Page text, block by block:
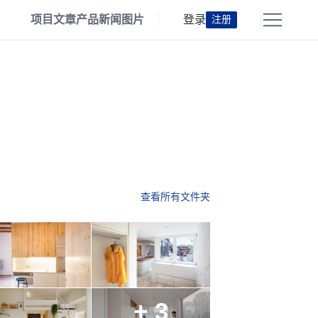
项目文章产品新闻 图片 登录 注册
查看所有文件夹
+ 3